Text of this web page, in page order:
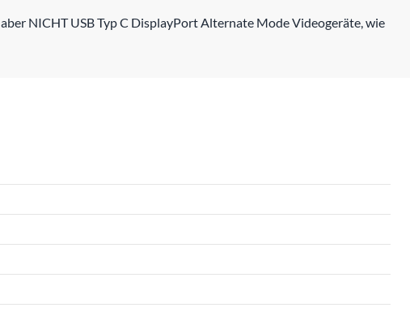
NICHT USB Typ C DisplayPort Alternate Mode Videogeräte, wie